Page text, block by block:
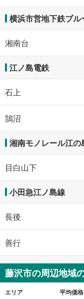
横浜市営地下鉄ブル
湘南台
江ノ島電鉄
石上
鵠沼
湘南モノレール江の
目白山下
小田急江ノ島線
長後
善行
藤沢市の周辺地域
エリア 平均価格